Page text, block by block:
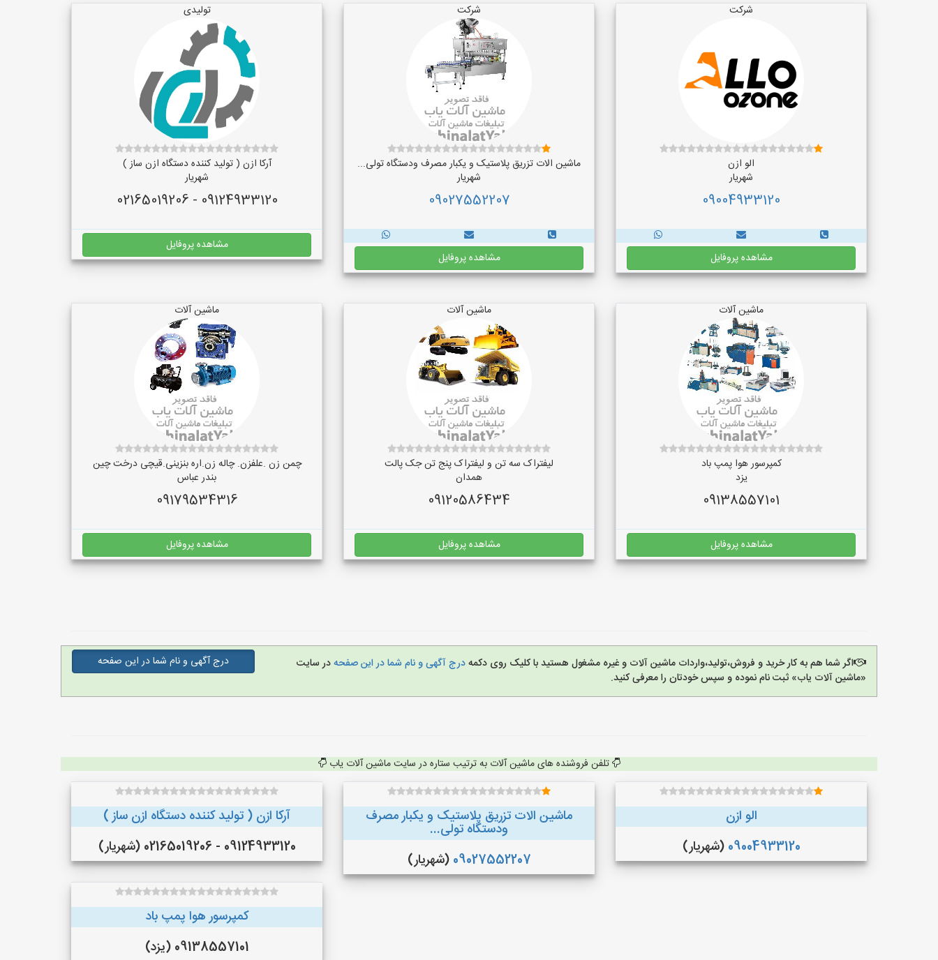
شرکت
الو ازن
شهریار
09004933120
مشاهده پروفایل
شرکت
ماشین الات تزریق پلاستیک و یکبار مصرف ودستگاه تولی...
شهریار
09027552207
مشاهده پروفایل
تولیدی
آرکا ازن ( تولید کننده دستگاه ازن ساز )
شهریار
09124933120 - 02165019206
مشاهده پروفایل
ماشین آلات
کمپرسور هوا پمپ باد
یزد
09138557101
مشاهده پروفایل
ماشین آلات
لیفتراک سه تن و لیفتراک پنج تن جک پالت
همدان
09120586434
مشاهده پروفایل
ماشین آلات
چمن زن .علفزن. چاله زن.اره بنزینی.قیچی درخت چین
بندر عباس
09179534316
مشاهده پروفایل
اگر شما هم به کار خرید و فروش،تولید،واردات ماشین آلات و غیره مشغول هستید با کلیک روی دکمهدرج آگهی و نام شما در این صفحهدر سایت
«ماشین آلات یاب» ثبت نام نموده و سپس خودتان را معرفی کنید.
درج آگهی و نام شما در این صفحه
تلفن فروشنده های ماشین آلات به ترتیب ستاره در سایت ماشین آلات یاب
الو ازن
09004933120 (شهریار)
ماشین الات تزریق پلاستیک و یکبار مصرف
ودستگاه تولی...
09027552207 (شهریار)
آرکا ازن ( تولید کننده دستگاه ازن ساز )
09124933120 - 02165019206 (شهریار)
کمپرسور هوا پمپ باد
09138557101 (یزد)